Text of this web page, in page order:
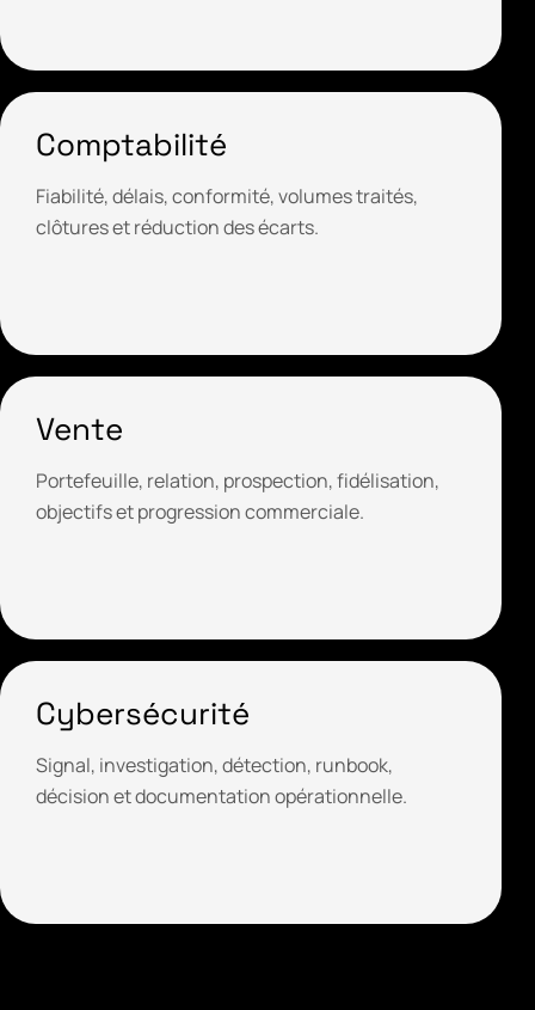
Comptabilité
Fiabilité, délais, conformité, volumes traités,
clôtures et réduction des écarts.
Vente
Portefeuille, relation, prospection, fidélisation,
objectifs et progression commerciale.
Cybersécurité
Signal, investigation, détection, runbook,
décision et documentation opérationnelle.